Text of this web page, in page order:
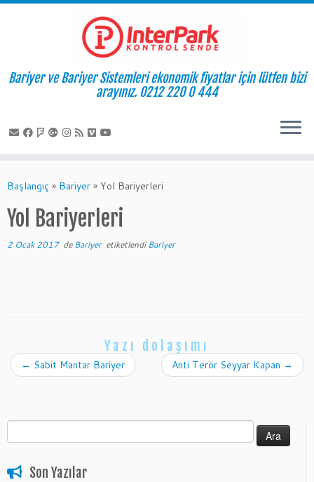
to
Bariyer ve Bariyer Sistemleri ekonomik fiyatlar için lütfen bizi
arayınız. 0212 220 0 444
Başlangıç » Bariyer » Yol Bariyerleri
Yol Bariyerleri
2 Ocak 2017deBariyer etiketlendiBariyer
Yazı dolaşımı
← Sabit Mantar Bariyer Anti Terör Seyyar Kapan →
Son Yazılar